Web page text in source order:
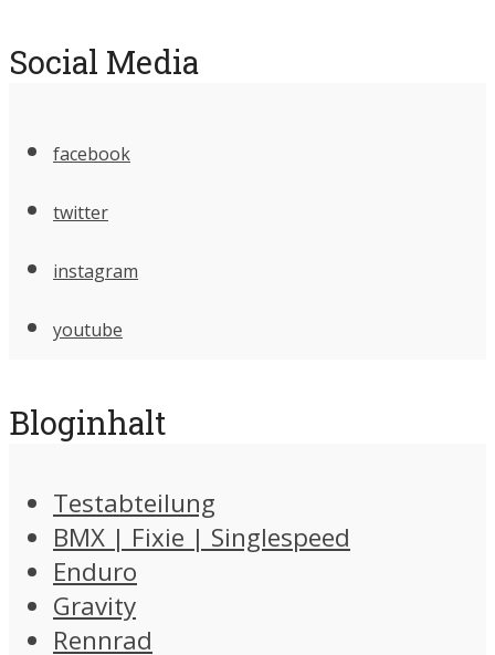
Social Media
facebook
twitter
instagram
youtube
Bloginhalt
Testabteilung
BMX | Fixie | Singlespeed
Enduro
Gravity
Rennrad